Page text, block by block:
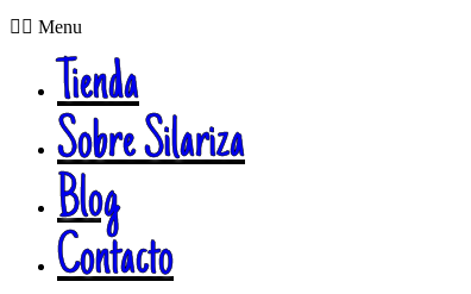
Menu
Tienda
Sobre Silariza
Blog
Contacto